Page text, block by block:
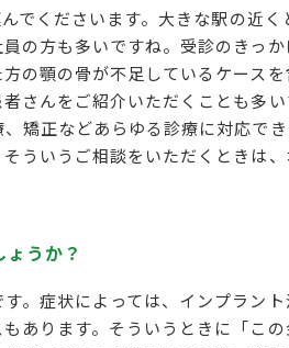
でくださいます。大きな駅の近く
の方も多いですね。受診のきっ
の顎の骨が不足しているケースを
さんをご紹介いただくことも多
矯正などあらゆる診療に対応で
ういうご相談をいただくときは、
うか？
。症状によっては、インプラン
あります。そういうときに「こ